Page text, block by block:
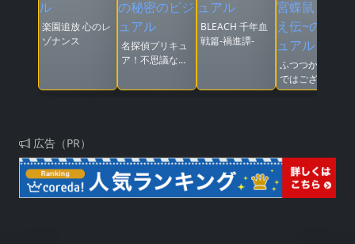
楽園追放 心のレ
ゾナンス
名探偵プリキュ
ア！不思議な庭
BLEACH 千年血
戦篇-禍進譚-
ふつつかな悪女
ではございます
が ~雛宮蝶鼠と
広告（PR）